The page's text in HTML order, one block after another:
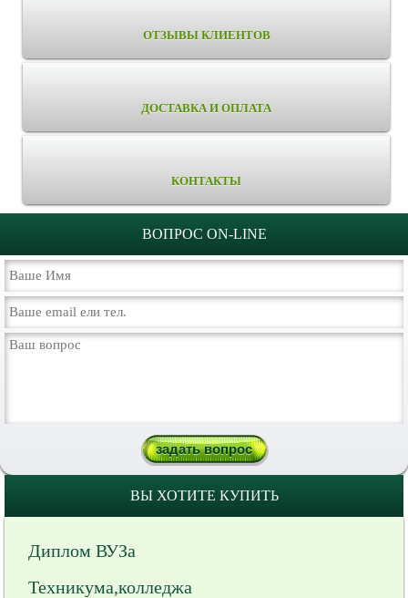
ОТЗЫВЫ КЛИЕНТОВ
ДОСТАВКА И ОПЛАТА
КОНТАКТЫ
ВОПРОС ON-LINE
ВЫ ХОТИТЕ КУПИТЬ
Диплом ВУЗа
Техникума,колледжа